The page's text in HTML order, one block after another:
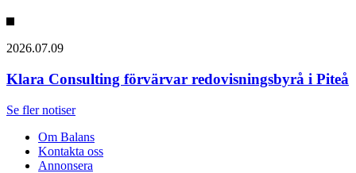
2026.07.09
Klara Consulting förvärvar redovisningsbyrå i Piteå
Se fler notiser
Om Balans
Kontakta oss
Annonsera